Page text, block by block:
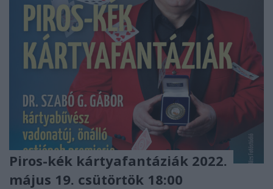
Piros-kék kártyafantáziák 2022.
május 19. csütörtök 18:00